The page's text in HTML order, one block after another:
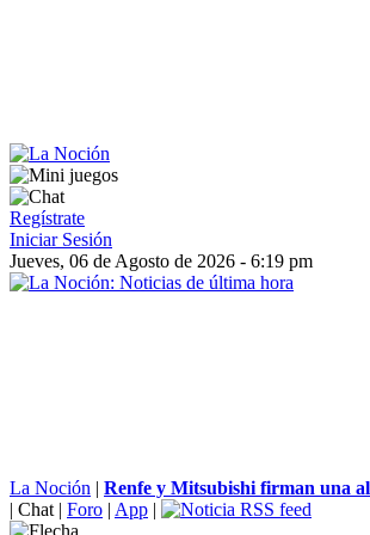
Regístrate
Iniciar Sesión
Jueves, 06 de Agosto de 2026 - 6:19 pm
La Noción | Renfe y Mitsubishi firman una
| Chat | Foro | App |